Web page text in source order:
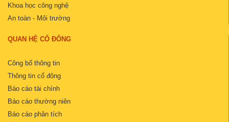
Khoa học công nghệ
An toàn - Môi trường
QUAN HỆ CỔ ĐÔNG
Công bố thông tin
Thông tin cổ đông
Báo cáo tài chính
Báo cáo thường niên
Báo cáo phân tích